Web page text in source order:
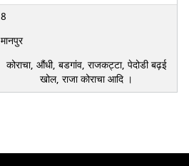
8
मानपुर
कोराचा, औंधी, बडगांव, राजकट्टा, पेदोडी बढ़ई
खोल, राजा कोराचा आदि ।